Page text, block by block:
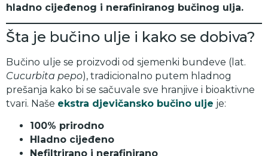
hladno cijeđenog i nerafiniranog bučinog ulja.
Šta je bučino ulje i kako se dobiva?
Bučino ulje se proizvodi od sjemenki bundeve (lat.
Cucurbita pepo), tradicionalno putem hladnog
prešanja kako bi se sačuvale sve hranjive i bioaktivne
tvari. Naše ekstra djevičansko bučino ulje je:
100% prirodno
Hladno cijeđeno
Nefiltrirano i nerafinirano